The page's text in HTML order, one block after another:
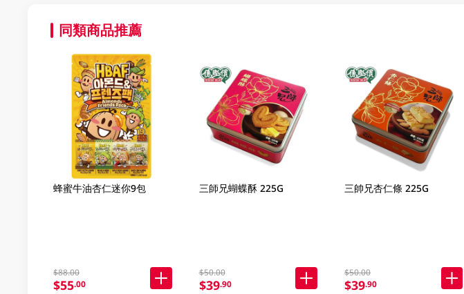
同類商品推薦
蜂蜜牛油杏仁迷你9包
$88.00
$55.00
三師兄蝴蝶酥 225G
$50.00
$39.90
三帥兄杏仁條 225G
$50.00
$39.90